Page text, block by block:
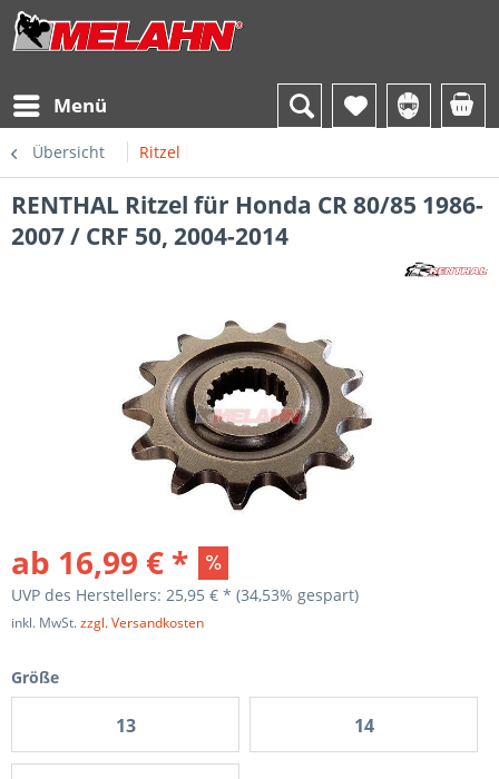
Menü
Übersicht Ritzel
RENTHAL Ritzel für Honda CR 80/85 1986-
2007 / CRF 50, 2004-2014
ab 16,99 € *
UVP des Herstellers: 25,95 € * (34,53% gespart)
inkl. MwSt.zzgl. Versandkosten
Größe
13 14